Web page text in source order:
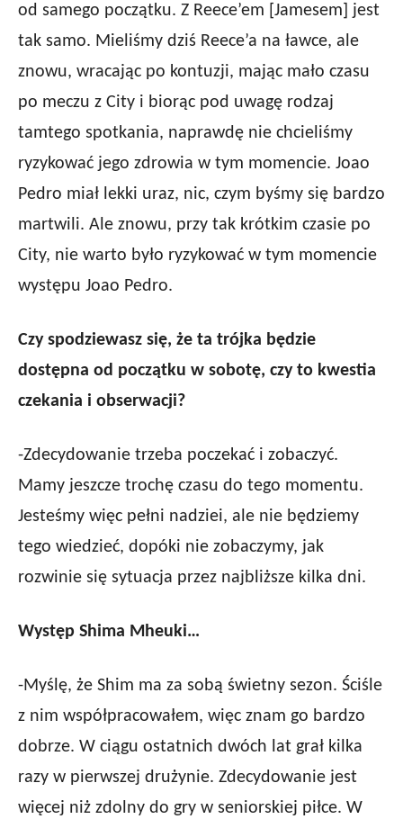
od samego początku. Z Reece’em [Jamesem] jest
tak samo. Mieliśmy dziś Reece’a na ławce, ale
znowu, wracając po kontuzji, mając mało czasu
po meczu z City i biorąc pod uwagę rodzaj
tamtego spotkania, naprawdę nie chcieliśmy
ryzykować jego zdrowia w tym momencie. Joao
Pedro miał lekki uraz, nic, czym byśmy się bardzo
martwili. Ale znowu, przy tak krótkim czasie po
City, nie warto było ryzykować w tym momencie
występu Joao Pedro.
Czy spodziewasz się, że ta trójka będzie
dostępna od początku w sobotę, czy to kwestia
czekania i obserwacji?
-Zdecydowanie trzeba poczekać i zobaczyć.
Mamy jeszcze trochę czasu do tego momentu.
Jesteśmy więc pełni nadziei, ale nie będziemy
tego wiedzieć, dopóki nie zobaczymy, jak
rozwinie się sytuacja przez najbliższe kilka dni.
Występ Shima Mheuki…
-Myślę, że Shim ma za sobą świetny sezon. Ściśle
z nim współpracowałem, więc znam go bardzo
dobrze. W ciągu ostatnich dwóch lat grał kilka
razy w pierwszej drużynie. Zdecydowanie jest
więcej niż zdolny do gry w seniorskiej piłce. W